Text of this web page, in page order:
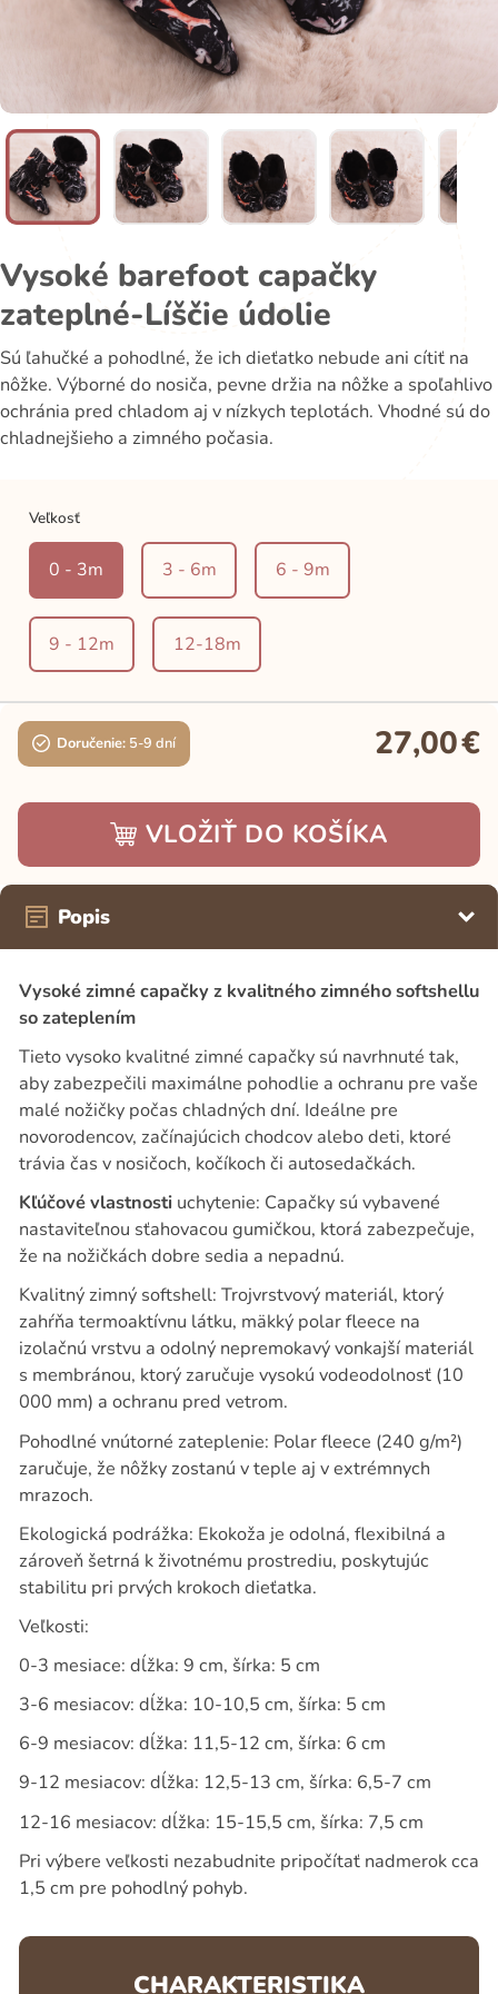
Vysoké barefoot capačky
zateplné-Líščie údolie
Sú ľahučké a pohodlné, že ich dieťatko nebude ani cítiť na
nôžke. Výborné do nosiča, pevne držia na nôžke a spoľahlivo
ochránia pred chladom aj v nízkych teplotách. Vhodné sú do
chladnejšieho a zimného počasia.
Veľkosť
0 - 3m 3 - 6m 6 - 9m
9 - 12m 12-18m
Doručenie: 5-9 dní 27,00€
VLOŽIŤ DO KOŠÍKA
Popis
Vysoké zimné capačky z kvalitného zimného softshellu
so zateplením
Tieto vysoko kvalitné zimné capačky sú navrhnuté tak,
aby zabezpečili maximálne pohodlie a ochranu pre vaše
malé nožičky počas chladných dní. Ideálne pre
novorodencov, začínajúcich chodcov alebo deti, ktoré
trávia čas v nosičoch, kočíkoch či autosedačkách.
Kľúčové vlastnostiuchytenie: Capačky sú vybavené
nastaviteľnou sťahovacou gumičkou, ktorá zabezpečuje,
že na nožičkách dobre sedia a nepadnú.
Kvalitný zimný softshell: Trojvrstvový materiál, ktorý
zahŕňa termoaktívnu látku, mäkký polar fleece na
izolačnú vrstvu a odolný nepremokavý vonkajší materiál
s membránou, ktorý zaručuje vysokú vodeodolnosť (10
000 mm) a ochranu pred vetrom.
Pohodlné vnútorné zateplenie: Polar fleece (240 g/m²)
zaručuje, že nôžky zostanú v teple aj v extrémnych
mrazoch.
Ekologická podrážka: Ekokoža je odolná, flexibilná a
zároveň šetrná k životnému prostrediu, poskytujúc
stabilitu pri prvých krokoch dieťatka.
Veľkosti:
0-3 mesiace: dĺžka: 9 cm, šírka: 5 cm
3-6 mesiacov: dĺžka: 10-10,5 cm, šírka: 5 cm
6-9 mesiacov: dĺžka: 11,5-12 cm, šírka: 6 cm
9-12 mesiacov: dĺžka: 12,5-13 cm, šírka: 6,5-7 cm
12-16 mesiacov: dĺžka: 15-15,5 cm, šírka: 7,5 cm
Pri výbere veľkosti nezabudnite pripočítať nadmerok cca
1,5 cm pre pohodlný pohyb.
CHARAKTERISTIKA